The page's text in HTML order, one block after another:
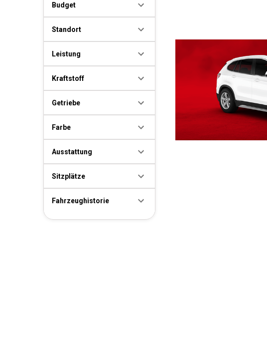
Budget
Standort
Leistung
Kraftstoff
Getriebe
Farbe
Ausstattung
Sitzplätze
Fahrzeughistorie